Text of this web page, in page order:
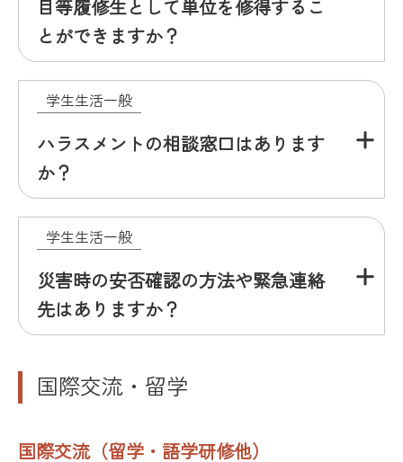
目等履修生として単位を修得するこ
とができますか？
学生生活一般
ハラスメントの相談窓口はあります
か？
学生生活一般
災害時の安否確認の方法や緊急連絡
先はありますか？
国際交流・留学
国際交流（留学・語学研修他）